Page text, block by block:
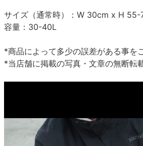
サイズ（通常時）：W 30cm x H
容量：30-40L
*商品によって多少の誤差がある事を
*当店舗に掲載の写真・文章の無断転